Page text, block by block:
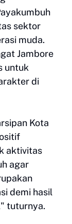
sektor
muda.
Jambore
untuk
di
Kota
aktivitas
agar
demi hasil
tuturnya.